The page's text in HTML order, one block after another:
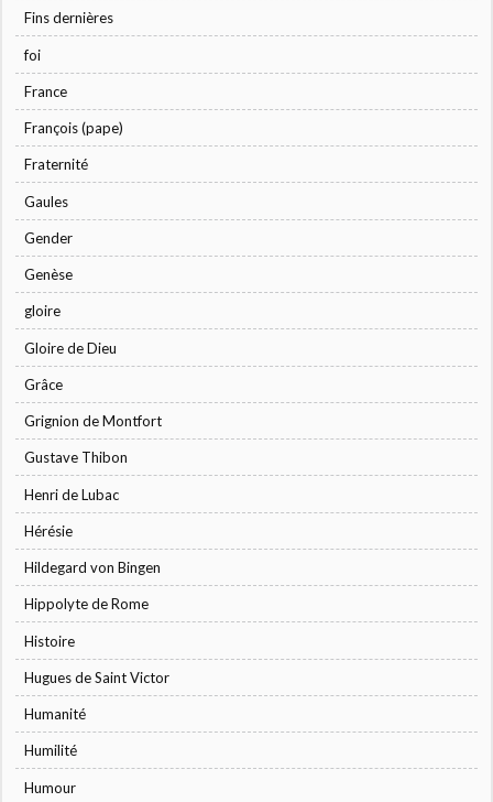
Fins dernières
foi
France
François (pape)
Fraternité
Gaules
Gender
Genèse
gloire
Gloire de Dieu
Grâce
Grignion de Montfort
Gustave Thibon
Henri de Lubac
Hérésie
Hildegard von Bingen
Hippolyte de Rome
Histoire
Hugues de Saint Victor
Humanité
Humilité
Humour